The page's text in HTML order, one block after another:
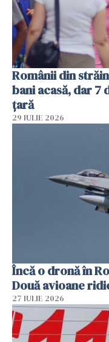
Românii din
bani acasă, dar 7
țară
29 IULIE 2026
Încă o dronă în
Două avioane
27 IULIE 2026